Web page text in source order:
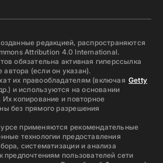
редакцией, распространяются
Attribution 4.0 International.
обязательна активная гиперссылка
автора (если он указан).
их правообладателям (включая Getty
и используются на основании
копирование и повторное
без прямого разрешения
применяются рекомендательные
технологии предоставления
систематизации и анализа
предпочтениям пользователей сети